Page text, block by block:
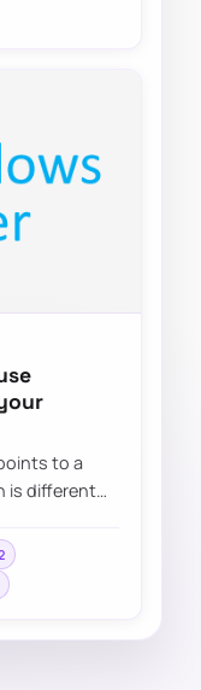
to a
is different